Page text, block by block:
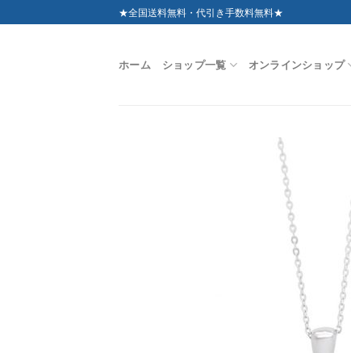
to
★全国送料無料・代引き手数料無料★
ホーム ショップ一覧 オンラインショップ